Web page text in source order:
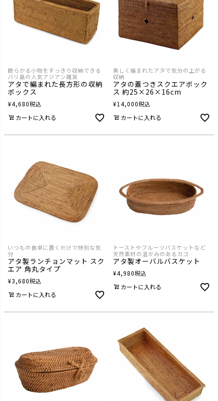
散らかる小物をすっきり収納できる
バリ島の人気アジアン雑貨
アタで編まれた長方形の収納
ボックス
¥4,680税込
カートに入れる
美しく編まれたアタで気分の上がる
収納
アタの蓋つきスクエアボック
ス 約25×26×16cm
¥14,000税込
カートに入れる
いつもの食卓に置くだけで特別な気
分
アタ製ランチョンマット スク
エア 角丸タイプ
¥3,680税込
カートに入れる
トーストやフルーツバスケットなど
天然素材の温かみのあるカゴ
アタ製オーバルバスケット
¥4,980税込
カートに入れる